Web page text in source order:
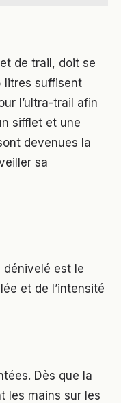
de trail, doit se
litres suffisent
l’ultra-trail afin
sifflet et une
devenues la
sa
dénivelé est le
et de l’intensité
Dès que la
les mains sur les